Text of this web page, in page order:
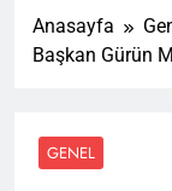
Anasayfa
Başkan Gürün
GENEL